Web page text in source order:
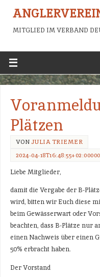
MITGLIED IM VERBAND
Plätzen
VON JULIA TRIEMER
2024-04-
Liebe Mitglieder,
damit die Vergabe der B-
wird, bitten wir Euch diese
beim Gewässerwart oder
beachten, dass B-Plätze nur
einen Nachweis über einen
50% erbracht haben.
Der Vorstand